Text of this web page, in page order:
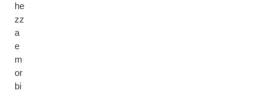
he
zz
a
e
m
or
bi